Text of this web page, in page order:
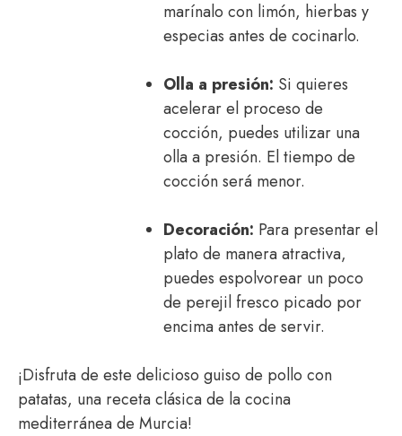
marínalo con limón, hierbas y
especias antes de cocinarlo.
Olla a presión: Si quieres
acelerar el proceso de
cocción, puedes utilizar una
olla a presión. El tiempo de
cocción será menor.
Decoración: Para presentar el
plato de manera atractiva,
puedes espolvorear un poco
de perejil fresco picado por
encima antes de servir.
¡Disfruta de este delicioso guiso de pollo con
patatas, una receta clásica de la cocina
mediterránea de Murcia!